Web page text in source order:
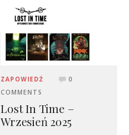
ZAPOWIEDŹ
0
COMMENTS
Lost In Time –
Wrzesień 2025